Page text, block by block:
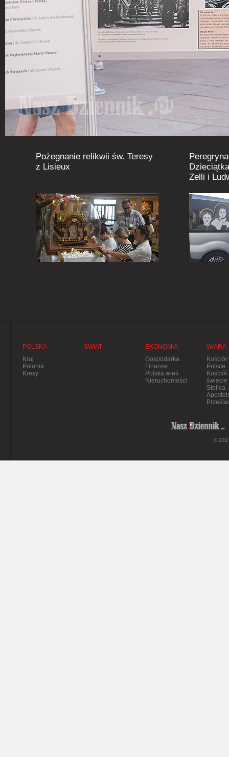
Pożegnanie relikwii św. Teresy
z Lisieux
Zelli i
POLSKA
Kraj
Polonia
Kresy
ŚWIAT
EKONOMIA
Gospodarka
Finanse
Polska wieś
Nieruchomości
WIARA
Kościół
Polsce
Kościół
świecie
Stolica
©